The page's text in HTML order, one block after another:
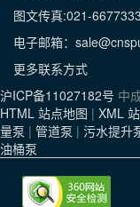
图文传真:021-
电子邮箱：
更多联系方式
沪ICP备11027182号 中
HTML 站点地图 | XML
量泵 | 管道泵 | 污水提升
油桶泵